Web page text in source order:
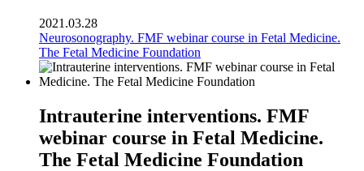
2021.03.28
Neurosonography. FMF webinar course in Fetal Medicine.
The Fetal Medicine Foundation
Intrauterine interventions. FMF
webinar course in Fetal Medicine.
The Fetal Medicine Foundation